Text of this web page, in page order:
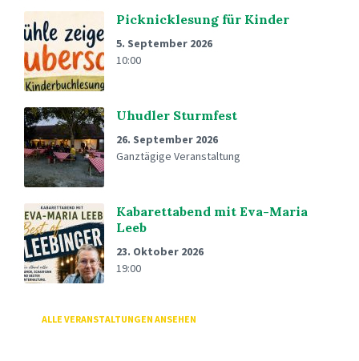
Picknicklesung für Kinder
5. September 2026
10:00
Uhudler Sturmfest
26. September 2026
Ganztägige Veranstaltung
Kabarettabend mit Eva-Maria
Leeb
23. Oktober 2026
19:00
ALLE VERANSTALTUNGEN ANSEHEN